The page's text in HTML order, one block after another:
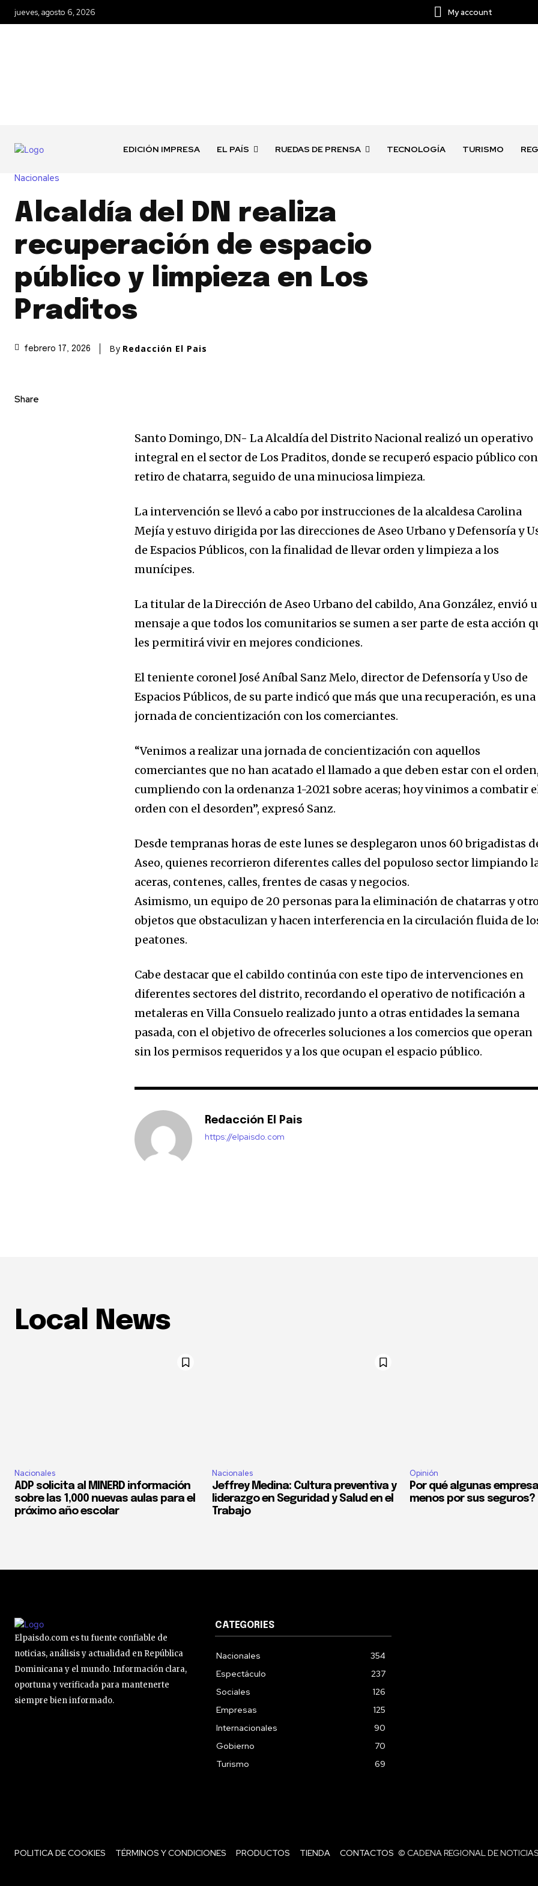
jueves, agosto 6, 2026 My account
EDICIÓN IMPRESA EL PAÍS RUEDAS DE PRENSA TECNOLOGÍA TURISMO
Nacionales
Alcaldía del DN realiza
recuperación de espacio
público y limpieza en Los
Praditos
febrero 17, 2026 By Redacción El Pais
Share
Santo Domingo, DN- La Alcaldía del Distrito Nacional realizó un operativo
integral en el sector de Los Praditos, donde se recuperó espacio público
retiro de chatarra, seguido de una minuciosa limpieza.
La intervención se llevó a cabo por instrucciones de la alcaldesa Carolina
Mejía y estuvo dirigida por las direcciones de Aseo Urbano y Defensoría y
de Espacios Públicos, con la finalidad de llevar orden y limpieza a los
munícipes.
La titular de la Dirección de Aseo Urbano del cabildo, Ana González, envió
mensaje a que todos los comunitarios se sumen a ser parte de esta acción
les permitirá vivir en mejores condiciones.
El teniente coronel José Aníbal Sanz Melo, director de Defensoría y Uso de
Espacios Públicos, de su parte indicó que más que una recuperación, es una
jornada de concientización con los comerciantes.
“Venimos a realizar una jornada de concientización con aquellos
comerciantes que no han acatado el llamado a que deben estar con el orden,
cumpliendo con la ordenanza 1-2021 sobre aceras; hoy vinimos a combatir
orden con el desorden”, expresó Sanz.
Desde tempranas horas de este lunes se desplegaron unos 60 brigadistas
Aseo, quienes recorrieron diferentes calles del populoso sector limpiando
aceras, contenes, calles, frentes de casas y negocios.
Asimismo, un equipo de 20 personas para la eliminación de chatarras y
objetos que obstaculizan y hacen interferencia en la circulación fluida de
peatones.
Cabe destacar que el cabildo continúa con este tipo de intervenciones en
diferentes sectores del distrito, recordando el operativo de notificación a
metaleras en Villa Consuelo realizado junto a otras entidades la semana
pasada, con el objetivo de ofrecerles soluciones a los comercios que operan
sin los permisos requeridos y a los que ocupan el espacio público.
Redacción El Pais
https://elpaisdo.com
Local News
Nacionales
ADP solicita al MINERD información
sobre las 1,000 nuevas aulas para el
próximo año escolar
Nacionales
Jeffrey Medina: Cultura preventiva y
liderazgo en Seguridad y Salud en el
Trabajo
Opinión
Por qué algunas
menos por sus seguros?
Elpaisdo.com es tu fuente confiable de
noticias, análisis y actualidad en República
Dominicana y el mundo. Información clara,
oportuna y verificada para mantenerte
siempre bien informado.
CATEGORIES
Nacionales
354
Espectáculo
237
Sociales
126
Empresas
125
Internacionales
90
Gobierno
70
Turismo
69
POLITICA DE COOKIES TÉRMINOS Y CONDICIONES PRODUCTOS TIENDA CONTACTOS © CADENA REGIONAL DE